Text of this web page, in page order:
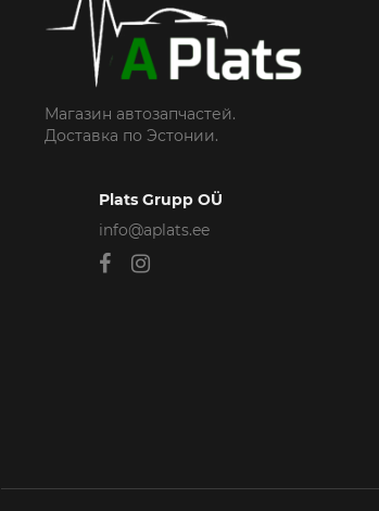
Магазин автозапчастей.
Доставка по Эстонии.
Plats Grupp OÜ
info@aplats.ee